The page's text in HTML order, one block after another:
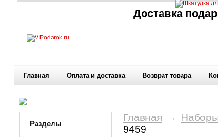
Доставка
Главная Оплата и доставка Возврат товара
Разделы
Главная →
9459